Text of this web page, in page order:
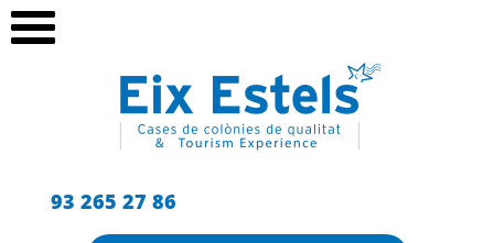
93 265 27 86